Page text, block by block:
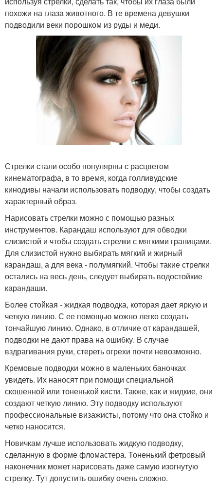
похожи на глаза животного. В те времена девушки
подводили веки порошком из руды и меди.
Стрелки стали особо популярны с расцветом
кинематографа, в то время, когда голливудские
кинодивы начали использовать подводку, чтобы создать
характерный образ.
Нарисовать стрелки можно с помощью разных
инструментов. Карандаш используют для обводки
слизистой и чтобы создать стрелки с мягкими границами.
Для слизистой нужно выбирать мягкий и жирный
карандаш, а для века - полумягкий. Чтобы такие стрелки
остались на весь день, следует выбирать водостойкие
карандаши.
Более стойкая - жидкая подводка, которая дает яркую и
четкую линию. С ее помощью можно легко создать
тончайшую линию. Однако, в отличие от карандашей,
подводки не дают права на ошибку. В случае
вздрагивания руки, стереть огрехи почти невозможно.
Кремовые подводки можно в маленьких баночках
увидеть. Их наносят при помощи специальной
скошенной или тоненькой кисти. Также, как и жидкие, они
создают четкую линию. Эту подводку используют
профессиональные визажисты, потому что она стойко и
четко наносится.
Новичкам лучше использовать жидкую подводку,
сделанную в форме фломастера. Тоненький фетровый
наконечник может нарисовать даже самую изогнутую
стрелку. Тут допустить ошибку очень сложно.